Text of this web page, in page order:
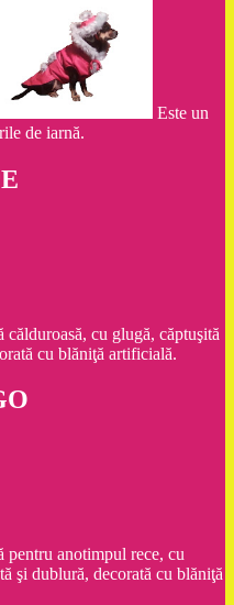
Este un
de iarnă.
călduroasă, cu glugă, căptuşită
cu blăniţă artificială.
pentru anotimpul rece, cu
şi dublură, decorată cu blăniţă